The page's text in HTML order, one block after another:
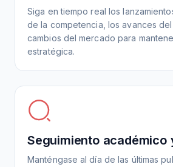
Siga en tiempo real los
de la competencia, los avances
cambios del mercado para
estratégica.
Seguimiento académico
Manténgase al día de las últimas